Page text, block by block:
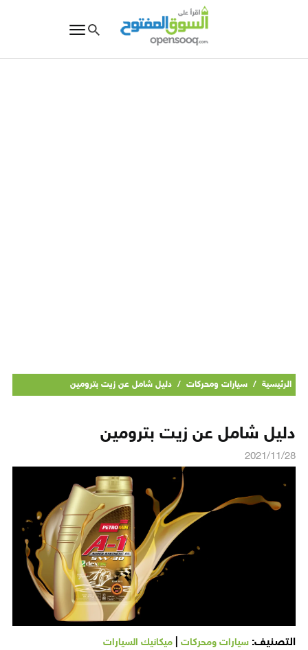
الرئيسية / سيارات ومحركات / دليل شامل عن زيت بترومين
دليل شامل عن زيت بترومين
2021/11/28
التصنيف: سيارات ومحركات| ميكانيك السيارات